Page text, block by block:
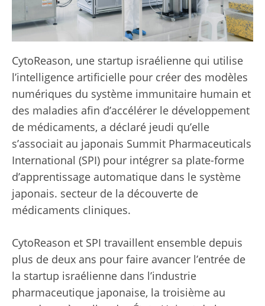
CytoReason, une startup israélienne qui utilise
l’intelligence artificielle pour créer des modèles
numériques du système immunitaire humain et
des maladies afin d’accélérer le développement
de médicaments, a déclaré jeudi qu’elle
s’associait au japonais Summit Pharmaceuticals
International (SPI) pour intégrer sa plate-forme
d’apprentissage automatique dans le système
japonais. secteur de la découverte de
médicaments cliniques.
CytoReason et SPI travaillent ensemble depuis
plus de deux ans pour faire avancer l’entrée de
la startup israélienne dans l’industrie
pharmaceutique japonaise, la troisième au